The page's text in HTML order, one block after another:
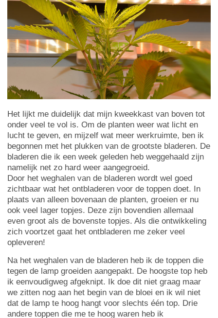
Het lijkt me duidelijk dat mijn kweekkast van boven tot
onder veel te vol is. Om de planten weer wat licht en
lucht te geven, en mijzelf wat meer werkruimte, ben ik
begonnen met het plukken van de grootste bladeren. De
bladeren die ik een week geleden heb weggehaald zijn
namelijk net zo hard weer aangegroeid.
Door het weghalen van de bladeren wordt wel goed
zichtbaar wat het ontbladeren voor de toppen doet. In
plaats van alleen bovenaan de planten, groeien er nu
ook veel lager topjes. Deze zijn bovendien allemaal
even groot als de bovenste topjes. Als die ontwikkeling
zich voortzet gaat het ontbladeren me zeker veel
opleveren!
Na het weghalen van de bladeren heb ik de toppen die
tegen de lamp groeiden aangepakt. De hoogste top heb
ik eenvoudigweg afgeknipt. Ik doe dit niet graag maar
we zitten nog aan het begin van de bloei en ik wil niet
dat de lamp te hoog hangt voor slechts één top. Drie
andere toppen die me te hoog waren heb ik